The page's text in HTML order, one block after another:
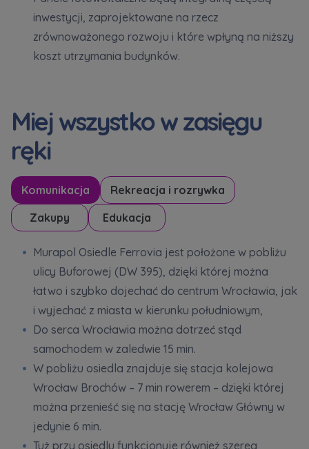
inwestycji, zaprojektowane na rzecz
zrównoważonego rozwoju i które wpłyną na niższy
koszt utrzymania budynków.
Miej wszystko w zasięgu
ręki
Komunikacja
Rekreacja i rozrywka
Zakupy
Edukacja
Murapol Osiedle Ferrovia jest położone w pobliżu
ulicy Buforowej (DW 395), dzięki której można
łatwo i szybko dojechać do centrum Wrocławia, jak
i wyjechać z miasta w kierunku południowym,
Do serca Wrocławia można dotrzeć stąd
samochodem w zaledwie 15 min.
W pobliżu osiedla znajduje się stacja kolejowa
Wrocław Brochów – 7 min rowerem – dzięki której
można przenieść się na stację Wrocław Główny w
jedynie 6 min.
Tuż przy osiedlu funkcjonuje również szereg